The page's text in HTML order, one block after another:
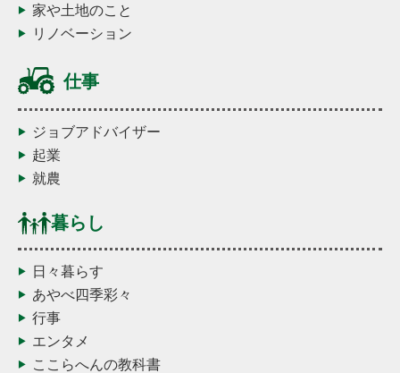
家や土地のこと
リノベーション
仕事
ジョブアドバイザー
起業
就農
暮らし
日々暮らす
あやべ四季彩々
行事
エンタメ
ここらへんの教科書